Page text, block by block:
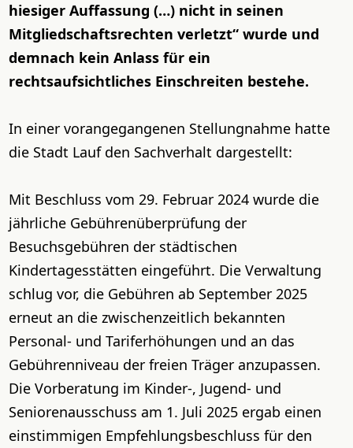
hiesiger Auffassung (…) nicht in seinen
Mitgliedschaftsrechten verletzt“ wurde und
demnach kein Anlass für ein
rechtsaufsichtliches Einschreiten bestehe.
In einer vorangegangenen Stellungnahme hatte
die Stadt Lauf den Sachverhalt dargestellt:
Mit Beschluss vom 29. Februar 2024 wurde die
jährliche Gebührenüberprüfung der
Besuchsgebühren der städtischen
Kindertagesstätten eingeführt. Die Verwaltung
schlug vor, die Gebühren ab September 2025
erneut an die zwischenzeitlich bekannten
Personal- und Tariferhöhungen und an das
Gebührenniveau der freien Träger anzupassen.
Die Vorberatung im Kinder-, Jugend- und
Seniorenausschuss am 1. Juli 2025 ergab einen
einstimmigen Empfehlungsbeschluss für den